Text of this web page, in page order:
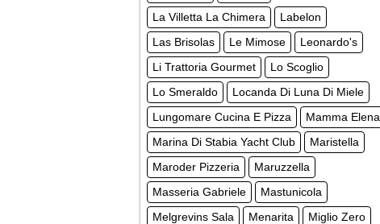
La Villetta La Chimera
Labelon
Las Brisolas
Le Mimose
Leonardo's
Li Trattoria Gourmet
Lo Scoglio
Lo Smeraldo
Locanda Di Luna Di Miele
Lungomare Cucina E Pizza
Mamma Elena
Marina Di Stabia Yacht Club
Maristella
Maroder Pizzeria
Maruzzella
Masseria Gabriele
Mastunicola
Melgrevins Sala
Menarita
Miglio Zero